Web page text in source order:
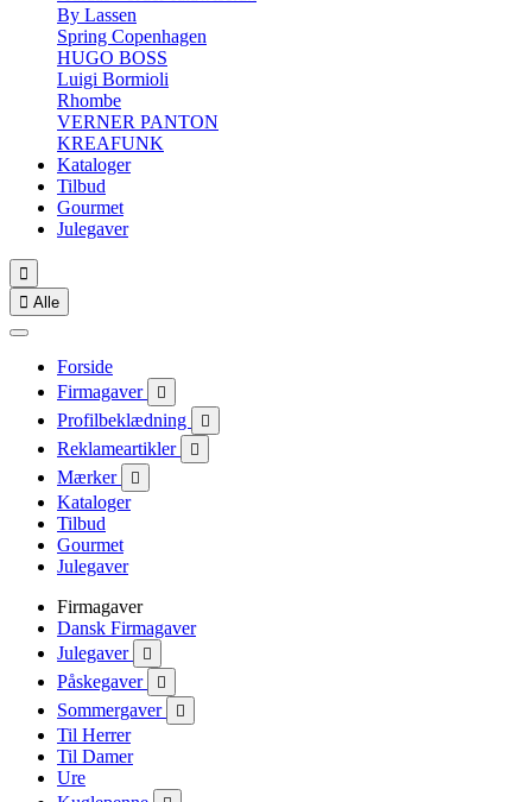
By Lassen
Spring Copenhagen
HUGO BOSS
Luigi Bormioli
Rhombe
VERNER PANTON
KREAFUNK
Kataloger
Tilbud
Gourmet
Julegaver

 Alle
Forside
Firmagaver

Profilbeklædning 
Reklameartikler 
Mærker 
Kataloger
Tilbud
Gourmet
Julegaver
Firmagaver
Dansk Firmagaver
Julegaver

Påskegaver 
Sommergaver 
Til Herrer
Til Damer
Ure